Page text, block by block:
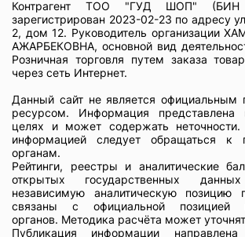
Контрагент ТОО "ГУД ШОП" (БИН
зарегистрирован 2023-02-23 по адресу
2, дом 12. Руководитель организации
АЖАРБЕКОВНА, основной вид
Розничная торговля путем заказа
через сеть Интернет.
Данный сайт не является официальным
ресурсом. Информация представлена
целях и может содержать
информацией следует обращаться к
органам.
Рейтинги, реестры и аналитические
открытых государственных
независимую аналитическую позицию
связаны с официальной позицией
органов. Методика расчёта может
Публикация информации